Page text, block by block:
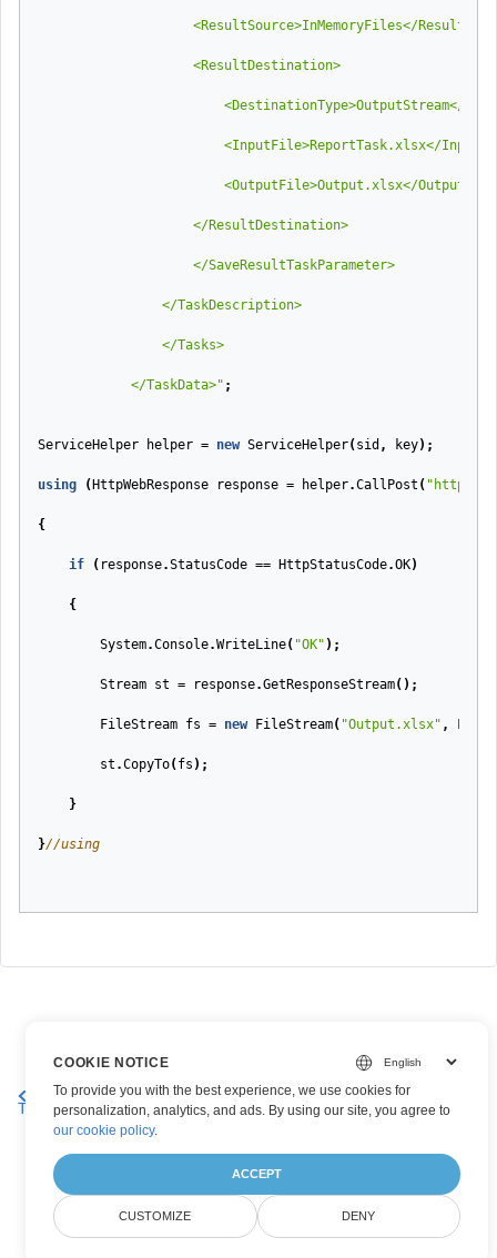
            </TaskData>"
;
ServiceHelper helper = new ServiceHelper( sid , key);
using ( HttpWebResponse response = helper.CallPost ( "http://
{
if ( response.StatusCode == HttpStatusCode.OK)
{
System.Console.WriteLine( "OK" );
Stream st = response.GetResponseStream();
FileStream fs = new FileStream( "Output.xlsx" ,
st .CopyTo( fs );
}
}//using
Arbeta med CellsObjectOperate
Tas
Arbeta med ImportData Tas
COOKIE NOTICE
To provide you with the best experience, we use cookies for
personalization, analytics, and ads. By using our site, you agree to
our cookie policy.
ACCEPT
CUSTOMIZE DENY